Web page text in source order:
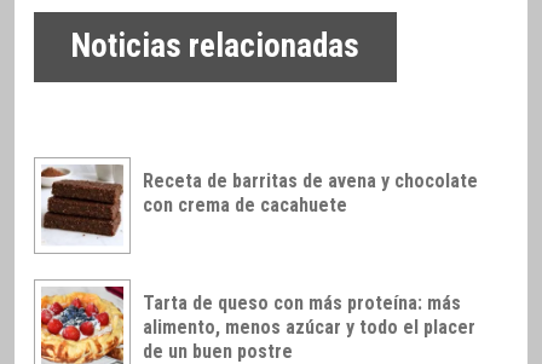
Noticias relacionadas
Receta de barritas de avena y chocolate
con crema de cacahuete
Tarta de queso con más proteína: más
alimento, menos azúcar y todo el placer
de un buen postre